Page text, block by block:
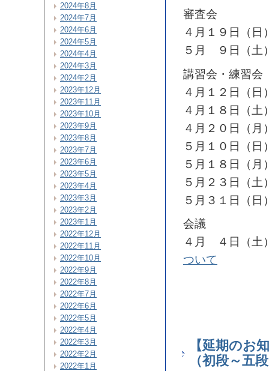
審査会
４月１９日（
５月 ９日（土
講習会・練習会
４月１２日（日
４月１８日（
４月２０日（月
５月１０日（日
５月１８日（月
５月２３日（土
５月３１日（日
会議
４月 ４日（土
ついて
【延期のお
（初段～五
2024年8月
2024年7月
2024年6月
2024年5月
2024年4月
2024年3月
2024年2月
2023年12月
2023年11月
2023年10月
2023年9月
2023年8月
2023年7月
2023年6月
2023年5月
2023年4月
2023年3月
2023年2月
2023年1月
2022年12月
2022年11月
2022年10月
2022年9月
2022年8月
2022年7月
2022年6月
2022年5月
2022年4月
2022年3月
2022年2月
2022年1月